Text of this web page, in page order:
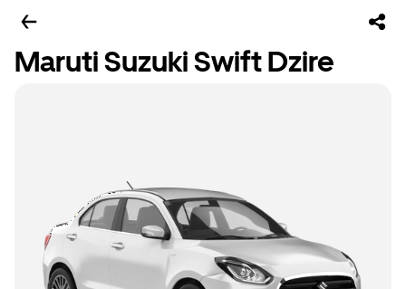
Maruti Suzuki Swift Dzire